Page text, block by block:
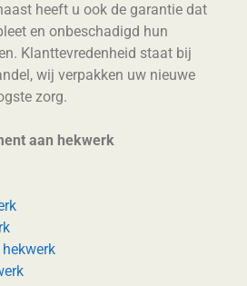
heeft u ook de garantie dat
en onbeschadigd hun
Klanttevredenheid staat bij
wij verpakken uw nieuwe
zorg.
aan hekwerk